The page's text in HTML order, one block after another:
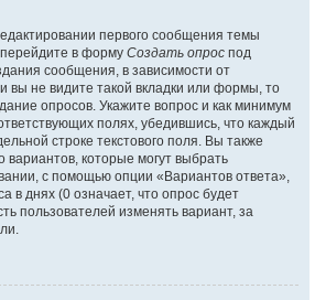
первого сообщения темы
в форму Создать опрос под
сообщения, в зависимости от
вы не видите такой вкладки или формы, то
опросов. Укажите вопрос и как минимум
полях, убедившись, что каждый
строке текстового поля. Вы также
вариантов, которые могут выбрать
с помощью опции «Вариантов ответа»,
в днях (0 означает, что опрос будет
пользователей изменять вариант, за